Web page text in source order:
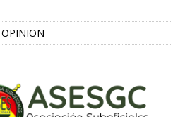
OPINION